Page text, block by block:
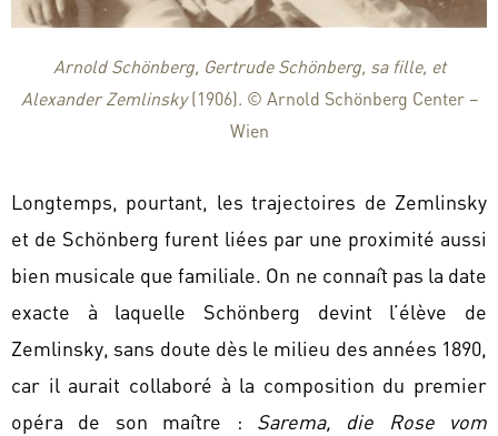
Arnold Schönberg, Gertrude Schönberg, sa fille, et
Alexander Zemlinsky(1906). © Arnold Schönberg Center –
Wien
Longtemps, pourtant, les trajectoires de Zemlinsky
et de Schönberg furent liées par une proximité aussi
bien musicale que familiale. On ne connaît pas la date
exacte à laquelle Schönberg devint l’élève de
Zemlinsky, sans doute dès le milieu des années 1890,
car il aurait collaboré à la composition du premier
opéra de son maître : Sarema, die Rose vom